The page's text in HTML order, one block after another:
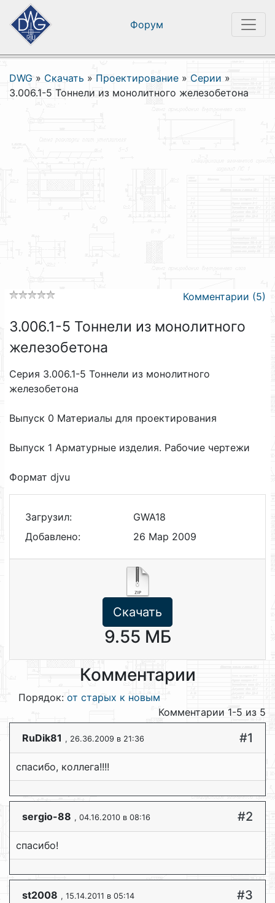
Форум
DWG » Скачать » Проектирование » Серии »
3.006.1-5 Тоннели из монолитного железобетона
Комментарии (5)
3.006.1-5 Тоннели из монолитного
железобетона
Серия 3.006.1-5 Тоннели из монолитного
железобетона
Выпуск 0 Материалы для проектирования
Выпуск 1 Арматурные изделия. Рабочие чертежи
Формат djvu
Загрузил:
GWA18
Добавлено:
26 Мар 2009
Скачать
9.55 МБ
Комментарии
Порядок: от старых к новым
Комментарии 1-5 из 5
RuDik81 , 26.36.2009 в 21:36 #1
спасибо, коллега!!!!
sergio-88 , 04.16.2010 в 08:16 #2
спасибо!
st2008 , 15.14.2011 в 05:14 #3